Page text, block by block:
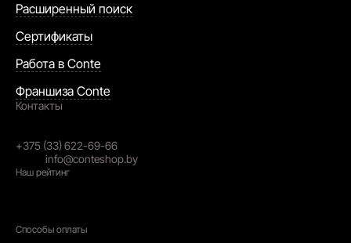
Расширенный поиск
Сертификаты
Работа в Conte
Франшиза Conte
Контакты
+375 (33) 622-69-66
info@conteshop.by
Наш рейтинг
Способы оплаты